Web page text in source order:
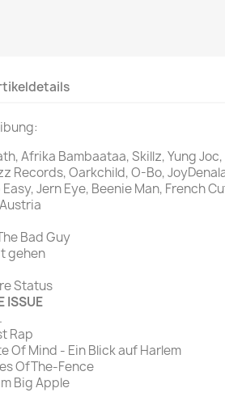
SONSTIGE
Sonstige
Afrika Bambaataa, Skillz, Yung Joc,
Records, Oarkchild, O-Bo,
Jern Eye, Beenie Man, French
Bad Guy
gehen
Status
ISSUE
Rap
Of Mind - Ein Blick auf Harlem
OfThe-Fence
Big Apple